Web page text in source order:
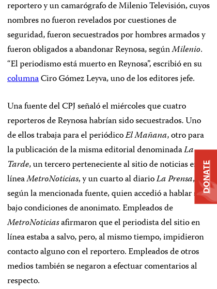
reportero y un camarógrafo de Milenio Televisión, cuyos
nombres no fueron revelados por cuestiones de
seguridad, fueron secuestrados por hombres armados y
fueron obligados a abandonar Reynosa, segúnMilenio.
“El periodismo está muerto en Reynosa”, escribió en su
columnaCiro Gómez Leyva, uno de los editores jefe.
Una fuente del CPJ señaló el miércoles que cuatro
reporteros de Reynosa habrían sido secuestrados. Uno
de ellos trabaja para el periódicoEl Mañana, otro para
la publicación de la misma editorial denominadaLa
Tarde, un tercero perteneciente al sitio de noticias en
líneaMetroNoticias, y un cuarto al diarioLa Prensa,
según la mencionada fuente, quien accedió a hablar sólo
bajo condiciones de anonimato. Empleados de
MetroNoticiasafirmaron que el periodista del sitio en
línea estaba a salvo, pero, al mismo tiempo, impidieron
contacto alguno con el reportero. Empleados de otros
medios también se negaron a efectuar comentarios al
respecto.
DONATE